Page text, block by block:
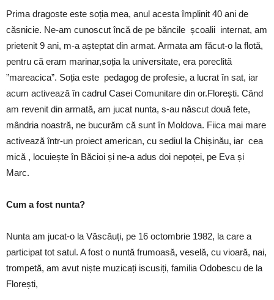
Prima dragoste este soția mea, anul acesta împlinit 40 ani de
căsnicie. Ne-am cunoscut încă de pe băncile școalii internat, am
prietenit 9 ani, m-a așteptat din armat. Armata am făcut-o la flotă,
pentru că eram marinar,soția la universitate, era poreclită
”mareacica”. Soția este pedagog de profesie, a lucrat în sat, iar
acum activează în cadrul Casei Comunitare din or.Florești. Când
am revenit din armată, am jucat nunta, s-au născut două fete,
mândria noastră, ne bucurăm că sunt în Moldova. Fiica mai mare
activează într-un proiect american, cu sediul la Chișinău, iar cea
mică , locuiește în Băcioi și ne-a adus doi nepoței, pe Eva și
Marc.
Cum a fost nunta?
Nunta am jucat-o la Văscăuți, pe 16 octombrie 1982, la care a
participat tot satul. A fost o nuntă frumoasă, veselă, cu vioară, nai,
trompetă, am avut niște muzicați iscusiți, familia Odobescu de la
Florești,